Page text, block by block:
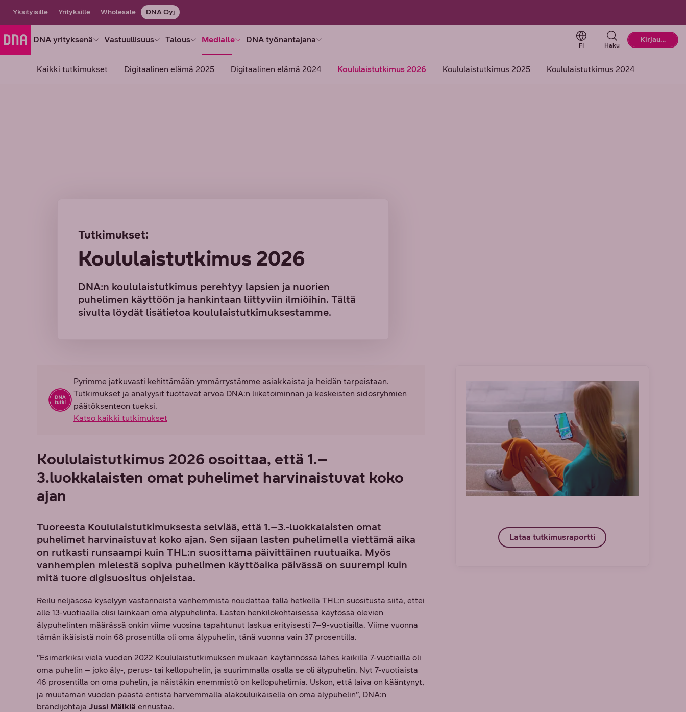
Yksityisille Yrityksille Wholesale DNA Oyj
DNA yrityksenä Vastuullisuus Talous Medialle DNA työnantajana
Change language. Current
FI Haku
Kirjaudu
Kaikki tutkimukset Digitaalinen elämä 2025 Digitaalinen elämä 2024 Koululaistutkimus 2026 Koululaistutkimus 2025 Koululaistutkimus 2024
Tutkimukset:
Koululais­tutkimus 2026
DNA:n koululaistutkimus perehtyy lapsien ja nuorien
puhelimen käyttöön ja hankintaan liittyviin ilmiöihin. Tältä
sivulta löydät lisätietoa koululaistutkimuksestamme.
Pyrimme jatkuvasti kehittämään ymmärrystämme asiakkaista ja heidän tarpeistaan.
Tutkimukset ja analyysit tuottavat arvoa DNA:n liiketoiminnan ja keskeisten sidosryhmien
päätöksenteon tueksi.
Katso kaikki tutkimukset
Koululaistutkimus 2026 osoittaa, että 1.–
3.luokkalaisten omat puhelimet harvinaistuvat koko
ajan
Tuoreesta Koululaistutkimuksesta selviää, että 1.–3.-luokkalaisten omat
puhelimet harvinaistuvat koko ajan. Sen sijaan lasten puhelimella viettämä aika
on rutkasti runsaampi kuin THL:n suosittama päivittäinen ruutuaika. Myös
vanhempien mielestä sopiva puhelimen käyttöaika päivässä on suurempi kuin
mitä tuore digisuositus ohjeistaa.
Reilu neljäsosa kyselyyn vastanneista vanhemmista noudattaa tällä hetkellä THL:n suositusta siitä, ettei
alle 13-vuotiaalla olisi lainkaan oma älypuhelinta. Lasten henkilökohtaisessa käytössä olevien
älypuhelinten määrässä onkin viime vuosina tapahtunut laskua erityisesti 7–9-vuotiailla. Viime vuonna
tämän ikäisistä noin 68 prosentilla oli oma älypuhelin, tänä vuonna vain 37 prosentilla.
”Esimerkiksi vielä vuoden 2022 Koululaistutkimuksen mukaan käytännössä lähes kaikilla 7-vuotiailla oli
oma puhelin – joko äly-, perus- tai kellopuhelin, ja suurimmalla osalla se oli älypuhelin. Nyt 7-vuotiaista
46 prosentilla on oma puhelin, ja näistäkin enemmistö on kellopuhelimia. Uskon, että laiva on kääntynyt,
ja muutaman vuoden päästä entistä harvemmalla alakouluikäisellä on oma älypuhelin”, DNA:n
brändijohtaja Jussi Mälkiä ennustaa.
Lataa tutkimusraportti